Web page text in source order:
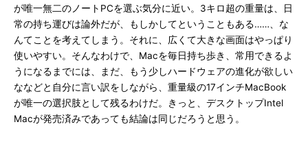
が唯一無二のノートPCを選ぶ気分に近い。3キロ超の重量は、日
常の持ち運びは論外だが、もしかしてということもある……、な
んてことを考えてしまう。それに、広くて大きな画面はやっぱり
使いやすい。そんなわけで、Macを毎日持ち歩き、常用できるよ
うになるまでには、まだ、もう少しハードウェアの進化が欲しい
ななどと自分に言い訳をしながら、重量級の17インチMacBook
が唯一の選択肢として残るわけだ。きっと、デスクトップIntel
Macが発売済みであっても結論は同じだろうと思う。